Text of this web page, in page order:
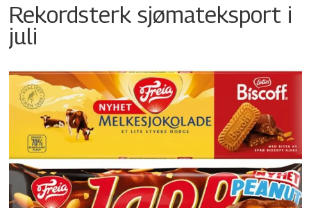
Rekordsterk sjømateksport i
juli